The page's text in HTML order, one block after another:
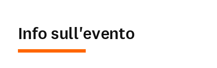
Info sull'evento